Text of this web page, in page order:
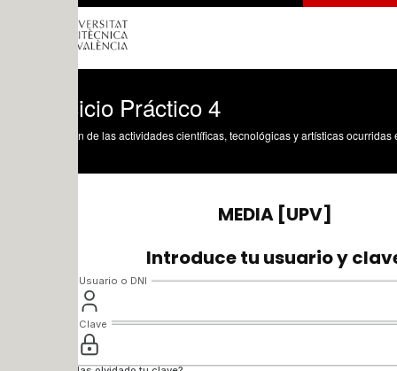
Práctico 4
de las actividades científicas, tecnológicas y artísticas ocurridas en los tres